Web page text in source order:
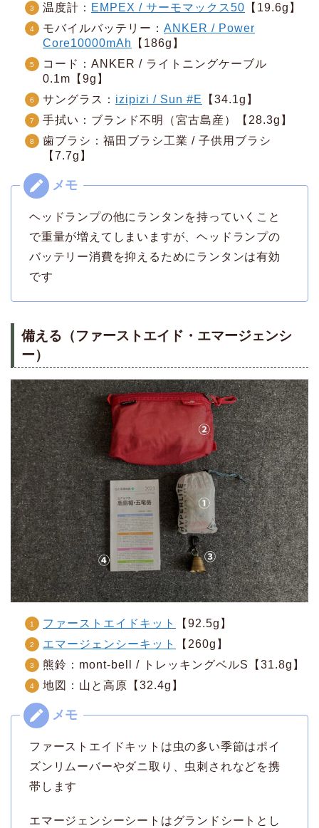
温度計： EMPEX / サーモマックス50 【19.6g】
モバイルバッテリー： ANKER / Power
Core10000mAh
【186g】
コード：ANKER / ライトニングケーブル
0.1m【9g】
サングラス： izipizi / Sun #E
【34.1g】
手拭い：ブランド不明（宮古島産）【28.3g】
歯ブラシ：福田ブラシ工業 / 子供用ブラシ
【7.7g】
ヘッドランプの他にランタンを持っていくこと
で重量が増えてしまいますが、ヘッドランプの
バッテリー消費を抑えるためにランタンは有効
です
備える（ファーストエイド・エマージェンシ
ー）
ファーストエイドキット
【92.5g】
エマージェンシーキット
【260g】
熊鈴：mont-bell / トレッキングベルS【31.8g】
地図：山と高原【32.4g】
ファーストエイドキットは虫の多い季節はポイ
ズンリムーバーやダニ取り、虫刺されなどを携
帯します
エマージェンシーシートはグランドシートとし